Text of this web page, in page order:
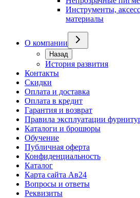
Инструменты,
материалы
О компании
Назад
История развития
Контакты
Скидки
Оплата и доставка
Оплата в кредит
Гарантия и возврат
Правила эксплуатации
Каталоги и брошюры
Обучение
Публичная оферта
Конфиденциальность
Каталог
Карта сайта Ав24
Вопросы и ответы
Реквизиты